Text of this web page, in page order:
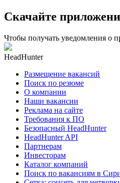
Скачайте
Чтобы получать уведомления о
HeadHunter
Размещение вакансий
Поиск по резюме
О компании
Наши вакансии
Реклама на сайте
Требования к ПО
Безопасный HeadHunter
HeadHunter API
Партнерам
Инвесторам
Каталог компаний
Поиск по вакансиям в